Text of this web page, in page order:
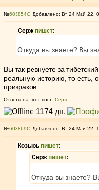
№603854 Добавлено: Вт 24 Май 22,
Серж пишет:
Откуда вы знаете? Вы
Вы так ревнуете за
реальную историю, то есть,
призраков.
Ответы на этот пост: Серж
№603869 Добавлено: Вт 24 Май 22,
Козырь пишет:
Серж пишет:
Откуда вы знаете?